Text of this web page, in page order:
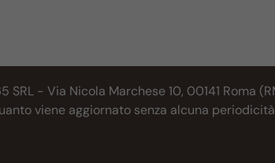
- Via Nicola Marchese 10, 00141 Roma
viene aggiornato senza alcuna